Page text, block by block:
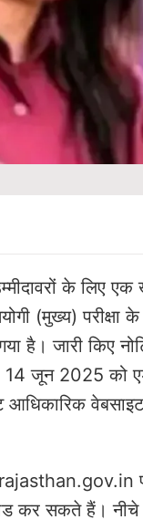
के लिए
(मुख्य) परीक्षा
है। जारी किए
14 जून 2025 को
आधिकारिक
कर सकते हैं। नीचे